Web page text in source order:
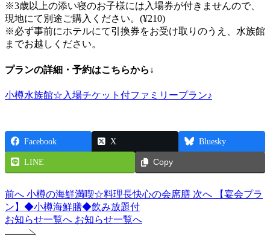
※3歳以上の添い寝のお子様には入場券が付きませんので、
現地にて別途ご購入ください。(¥210)
※必ず事前にホテルにて引換券をお受け取りのうえ、水族館
までお越しください。
プランの詳細・予約はこちらから↓
小樽水族館☆入場チケット付ファミリープラン♪
Facebook X Bluesky
LINE Copy
前へ 小樽の海鮮満喫☆料理長快心の会席膳 次へ
【宴会プラ
ン】◆小樽海鮮膳◆飲み放題付
お知らせ一覧へ お知らせ一覧へ